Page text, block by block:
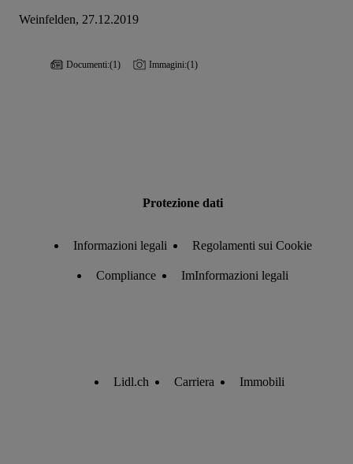
Weinfelden, 27.12.2019
Documenti:(1) Immagini:(1)
Protezione dati
Informazioni legali Regolamenti sui Cookie
Compliance ImInformazioni legali
Lidl.ch Carriera Immobili